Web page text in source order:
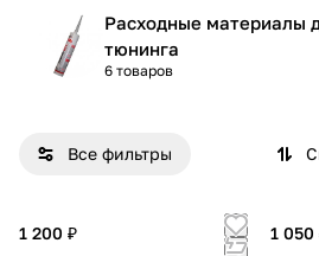
Расходные материалы
тюнинга
6 товаров
Все фильтры
1 200 ₽
1 050